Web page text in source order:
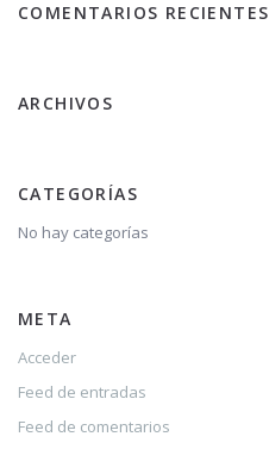
COMENTARIOS RECIENTES
ARCHIVOS
CATEGORÍAS
No hay categorías
META
Acceder
Feed de entradas
Feed de comentarios